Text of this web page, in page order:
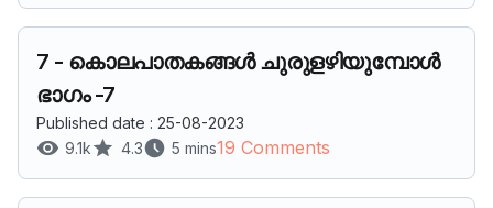
7 - കൊലപാതകങ്ങൾ ചുരുളഴിയുമ്പോൾ
ഭാഗം -7
Published date : 25-08-2023
9.1k
4.3 5 mins19 Comments